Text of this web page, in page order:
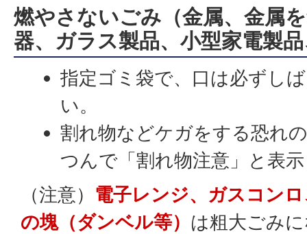
燃やさないごみ（金属、金属
器、ガラス製品、小型家電製
指定ゴミ袋で、口は必ずし
い。
割れ物などケガをする恐れ
つんで「割れ物注意」と表
（注意） 電子レンジ、ガスコン
の塊（ダンベル等） は粗大ごみ